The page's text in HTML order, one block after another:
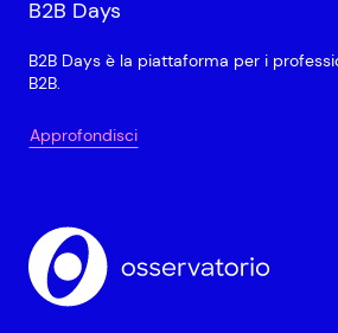
B2B Days
B2B Days è la piattaforma per i
B2B.
Approfondisci